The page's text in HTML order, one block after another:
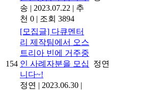
송 | 2023.07.22 | 추
천 0 | 조회 3894
154
[모집글] 다큐멘터
리 제작팀에서 오스
트리아 빈에 거주중
인 사례자분을 모십
니다~!
정연 | 2023.06.30 |
정연